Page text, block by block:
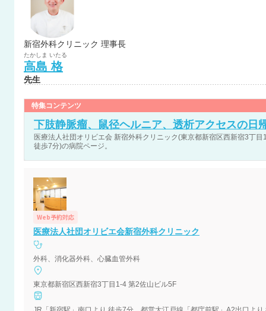
新宿外科クリニック 理事長
たかしま いたる
高島 格
先生
特集コンテンツ
下肢静脈瘤、鼠径ヘルニア、透析アクセスの日
医療法人社団オリビエ会 新宿外科クリニック(東京都新宿区西新宿3丁
徒歩7分)の病院ページ。
Web予約対応
医療法人社団オリビエ会新宿外科クリニック
外科、消化器外科、心臓血管外科
東京都新宿区西新宿3丁目1-4 第2佐山ビル5F